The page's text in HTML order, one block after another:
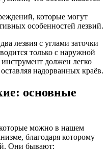
которые могут
особенностей лезвий.
лезвия с углами заточки
только с наружной
должен легко
надорванных краёв.
основные
можно в нашем
благодаря которому
Они бывают: